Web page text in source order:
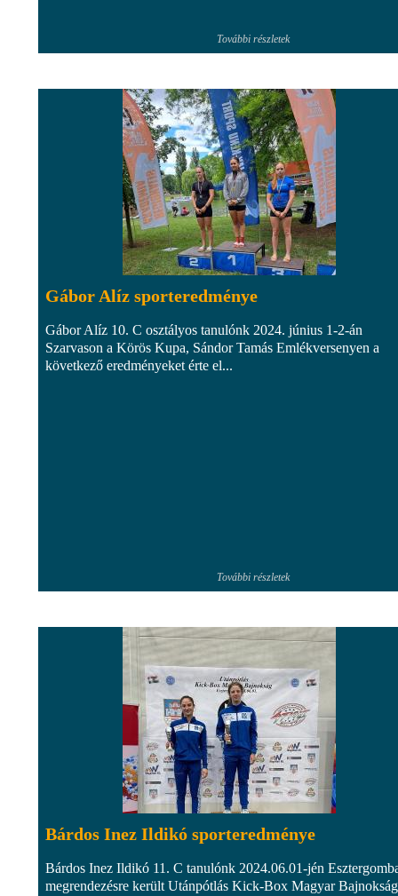
További részletek
Gábor Alíz sporteredménye
Gábor Alíz 10. C osztályos tanulónk 2024. június 1-2-án
Szarvason a Körös Kupa, Sándor Tamás Emlékversenyen a
következő eredményeket érte el...
További részletek
Bárdos Inez Ildikó sporteredménye
Bárdos Inez Ildikó 11. C tanulónk 2024.06.01-jén
megrendezésre került Utánpótlás Kick-Box Magyar